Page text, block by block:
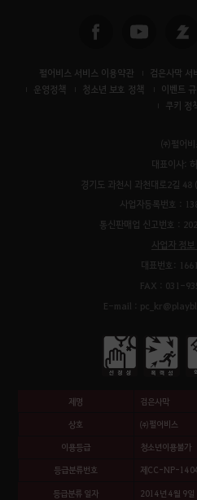
펄어비스 서비스 이용약관 검은사막 서
운영정책 청소년 보호 정책 이벤트
쿠키 정
㈜펄어비
대표이사:
경기도 과천시 과천대로2길
사업자등록번호 :
통신판매업 신고번호 :
사업자 정보
대표번호:
FAX : 031-
E-mail :
제명 검은사막
상호 ㈜펄어비스
이용등급 청소년이용불가
등급분류번호 제CC-NP-
등급분류 일자 2014년 4월 9일